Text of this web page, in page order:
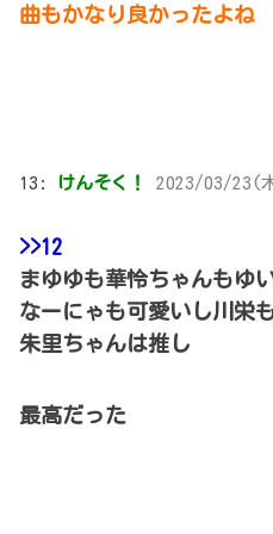
曲もかなり良かったよね
13: けんそく！ 2023/03/23(
>>12
まゆゆも華怜ちゃんもゆ
なーにゃも可愛いし川栄
朱里ちゃんは推し
最高だった